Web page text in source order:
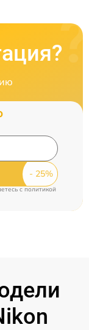
cполитикой